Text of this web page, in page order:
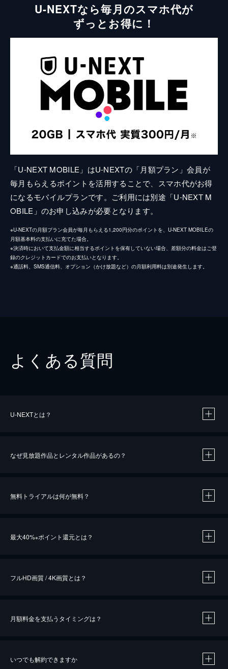
U-NEXTなら毎月のスマホ代が
ずっとお得に！
「U-NEXT MOBILE」はU-NEXTの「月額プラン」会員が
毎月もらえるポイントを活用することで、スマホ代がお得
になるモバイルプランです。ご利用には別途「U-NEXT M
OBILE」のお申し込みが必要となります。
※U-NEXTの月額プラン会員が毎月もらえる1,200円分のポイントを、U-NEXT MOBILEの
月額基本料の支払いに充てた場合。
※決済時において支払金額に相当するポイントを保有していない場合、差額分の料金はご登
録のクレジットカードでのお支払いとなります。
※通話料、SMS通信料、オプション（かけ放題など）の月額利用料は別途発生します。
よくある質問
U-NEXTとは？
なぜ見放題作品とレンタル作品があるの？
無料トライアルは何が無料？
最大40%※ポイント還元とは？
※40％ポイント還元の対象は、クレジットカード決済による作品の購入 / レンタルです。
フルHD画質 / 4K画質とは？
月額料金を支払うタイミングは？
いつでも解約できますか